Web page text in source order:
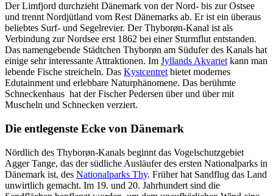
Der Limfjord durchzieht Dänemark von der Nord- bis zur Ostsee
und trennt Nordjütland vom Rest Dänemarks ab. Er ist ein überaus
beliebtes Surf- und Segelrevier. Der Thyborøn-Kanal ist als
Verbindung zur Nordsee erst 1862 bei einer Sturmflut entstanden.
Das namengebende Städtchen Thyborøn am Südufer des Kanals hat
einige sehr interessante Attraktionen. Im Jyllands Akvariet kann man
lebende Fische streicheln. Das Kystcentret bietet modernes
Edutainment und erlebbare Naturphänomene. Das berühmte
Schneckenhaus hat der Fischer Pedersen über und über mit
Muscheln und Schnecken verziert.
Die entlegenste Ecke von Dänemark
Nördlich des Thyborøn-Kanals beginnt das Vogelschutzgebiet
Agger Tange, das der südliche Ausläufer des ersten Nationalparks in
Dänemark ist, des Nationalparks Thy. Früher hat Sandflug das Land
unwirtlich gemacht. Im 19. und 20. Jahrhundert sind die